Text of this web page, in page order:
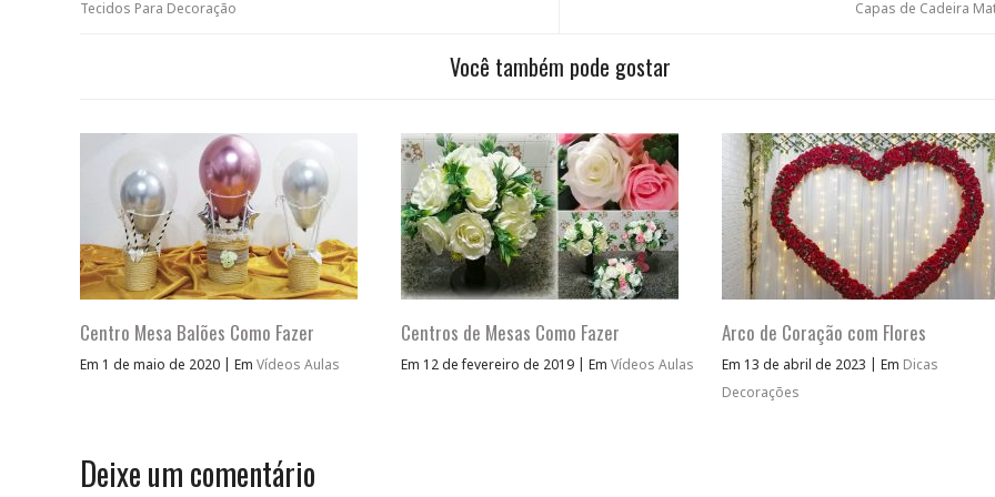
Tecidos Para Decoração
Capas de Cadeira
Você também pode gostar
Centro Mesa Balões Como Fazer
Em 1 de maio de 2020 | Em Vídeos Aulas
Centros de Mesas Como Fazer
Em 12 de fevereiro de 2019 | Em Vídeos Aulas
Arco de Coração com Flores
Em 13 de abril de 2023 | Em Dicas
Decorações
Deixe um comentário